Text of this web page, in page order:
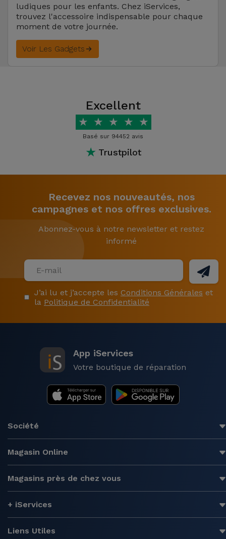
ludiques pour les enfants. Chez iServices,
trouvez l'accessoire indispensable pour chaque
moment de votre journée.
Voir Les Gadgets
Excellent
★ ★ ★ ★ ★
Basé sur 94452 avis
★ Trustpilot
Recevez nos nouveautés, nos
campagnes et nos offres exclusives.
Abonnez-vous à notre newsletter et restez
informé
J’ai lu et j’accepte les Conditions Générales et
la Politique de Confidentialité
App iServices
Votre boutique de réparation
Société
Magasin Online
Magasins près de chez vous
+ iServices
Liens Utiles